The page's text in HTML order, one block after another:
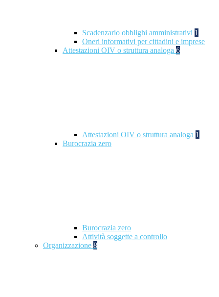
Scadenzario obblighi amministrativi 1
Oneri informativi per cittadini e imprese
Attestazioni OIV o struttura analoga 6
Attestazioni OIV o struttura analoga 1
Burocrazia zero
Burocrazia zero
Attività soggette a controllo
Organizzazione 8